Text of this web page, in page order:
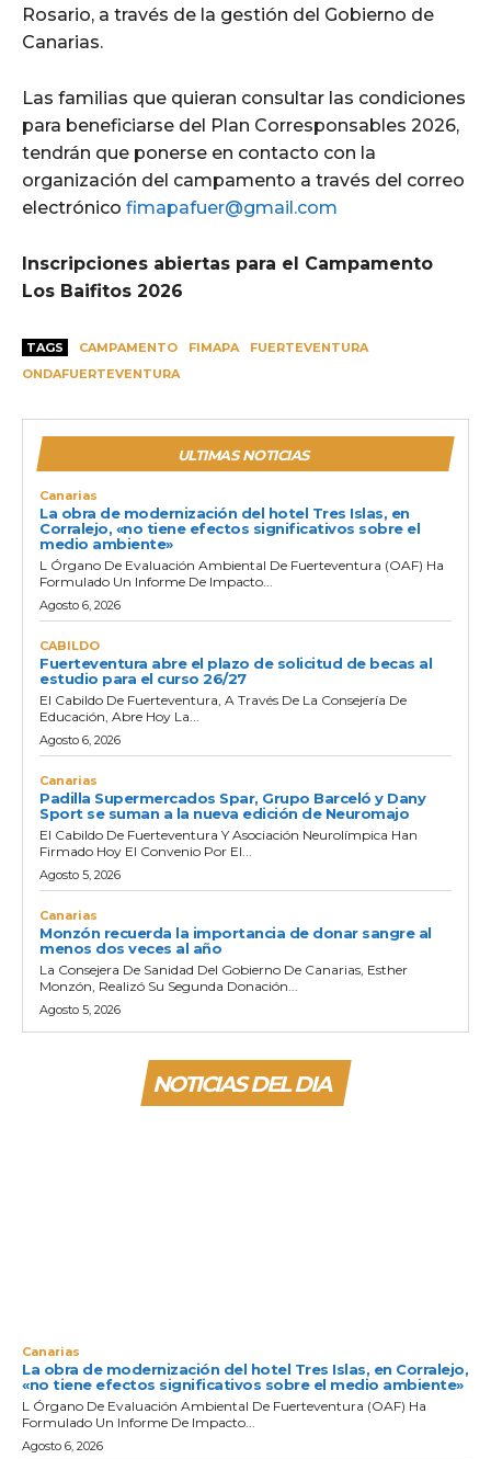
Rosario, a través de la gestión del Gobierno de
Canarias.
Las familias que quieran consultar las condiciones
para beneficiarse del Plan Corresponsables 2026,
tendrán que ponerse en contacto con la
organización del campamento a través del correo
electrónico fimapafuer@gmail.com
Inscripciones abiertas para el Campamento
Los Baifitos 2026
TAGS CAMPAMENTO FIMAPA
FUERTEVENTURA
ONDAFUERTEVENTURA
ULTIMAS NOTICIAS
Canarias
La obra de modernización del hotel Tres Islas, en
Corralejo, «no tiene efectos significativos sobre el
medio ambiente»
L Órgano De Evaluación Ambiental De Fuerteventura (OAF) Ha
Formulado Un Informe De Impacto...
Agosto 6, 2026
CABILDO
Fuerteventura abre el plazo de solicitud de becas al
estudio para el curso 26/27
El Cabildo De Fuerteventura, A Través De La Consejería De
Educación, Abre Hoy La...
Agosto 6, 2026
Canarias
Padilla Supermercados Spar, Grupo Barceló y Dany
Sport se suman a la nueva edición de Neuromajo
El Cabildo De Fuerteventura Y Asociación Neurolímpica Han
Firmado Hoy El Convenio Por El...
Agosto 5, 2026
Canarias
Monzón recuerda la importancia de donar sangre al
menos dos veces al año
La Consejera De Sanidad Del Gobierno De Canarias, Esther
Monzón, Realizó Su Segunda Donación...
Agosto 5, 2026
NOTICIAS DEL DIA
Canarias
La obra de modernización del hotel Tres Islas, en Corralejo,
«no tiene efectos significativos sobre el medio ambiente»
L Órgano De Evaluación Ambiental De Fuerteventura (OAF) Ha
Formulado Un Informe De Impacto...
Agosto 6, 2026